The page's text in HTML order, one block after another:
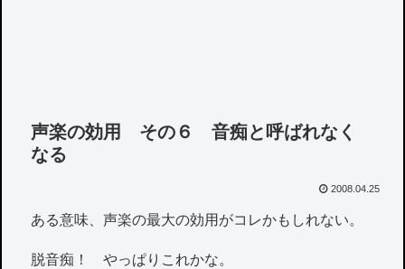
声楽の効用 その６ 音痴と呼ばれなく
なる
2008.04.25
ある意味、声楽の最大の効用がコレかもしれない。
脱音痴！ やっぱりこれかな。